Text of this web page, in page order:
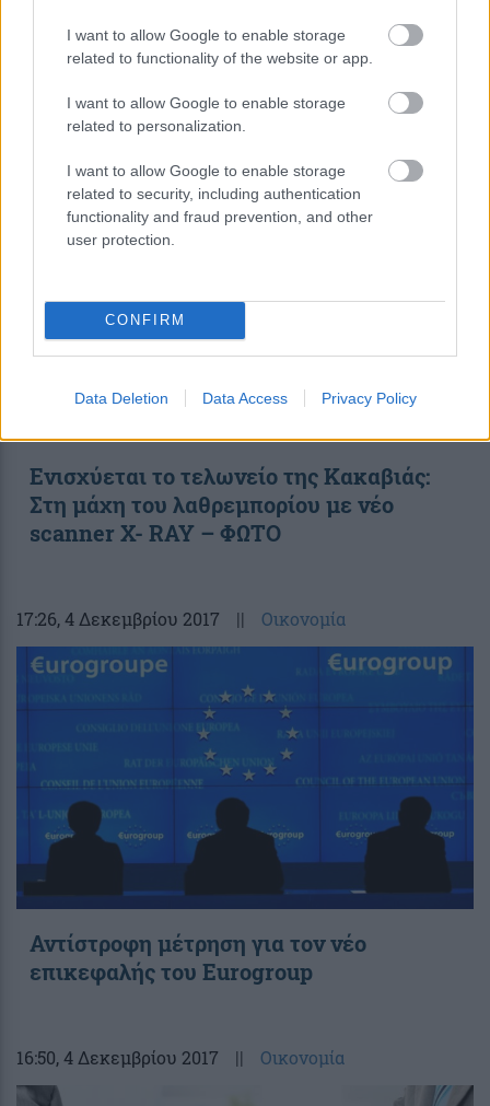
I want to allow Google to enable storage
related to functionality of the website or app.
I want to allow Google to enable storage
related to personalization.
I want to allow Google to enable storage
related to security, including authentication
functionality and fraud prevention, and other
user protection.
CONFIRM
Data Deletion Data Access Privacy Policy
Αυτός είναι ο νέος πρόεδρος του
Eurogroup – ΦΩΤΟ
Ενισχύεται το τελωνείο της Κακαβιάς:
Στη μάχη του λαθρεμπορίου με νέο
scanner X- RAY – ΦΩΤΟ
17:26, 4 Δεκεμβρίου 2017 || Οικονομία
Αντίστροφη μέτρηση για τον νέο
επικεφαλής του Eurogroup
16:50, 4 Δεκεμβρίου 2017 || Οικονομία